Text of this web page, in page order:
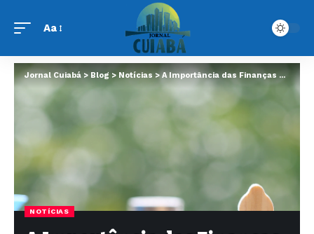
Aa
Jornal Cuiabá > Blog > Notícias >A Importância das Finanças na Aposentadoria: Planejando um Futuro Financeiramente Seguro
NOTÍCIAS